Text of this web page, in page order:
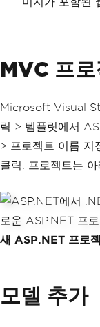
MVC 프로
Microsoft Visual
릭 > 템플릿에서
> 프로젝트 이름 지
클릭. 프로젝트는
새 ASP.NET 프로
모델 추가